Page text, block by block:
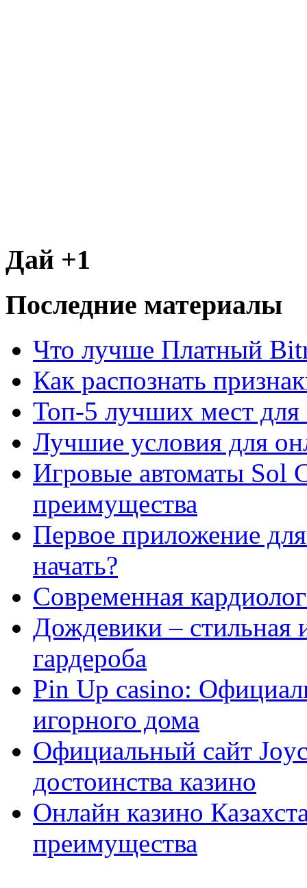
Дай +1
Последние материалы
Что лучше Платный
Как распознать
Топ-5 лучших мест для
Лучшие условия для
Игровые автоматы Sol
преимущества
Первое приложение
начать?
Современная
Дождевики – стильная
гардероба
Pin Up casino:
игорного дома
Официальный сайт
достоинства казино
Онлайн казино
преимущества